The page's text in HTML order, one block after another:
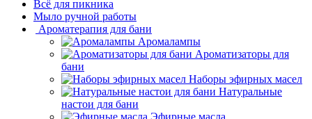
Всё для пикника
Мыло ручной работы
Ароматерапия для бани
Аромалампы
Ароматизаторы для
бани
Наборы эфирных масел
Натуральные
настои для бани
Эфирные масла